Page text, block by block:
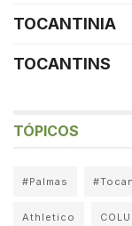
TOCANTINIA
TOCANTINS
TÓPICOS
#Palmas
Athletico